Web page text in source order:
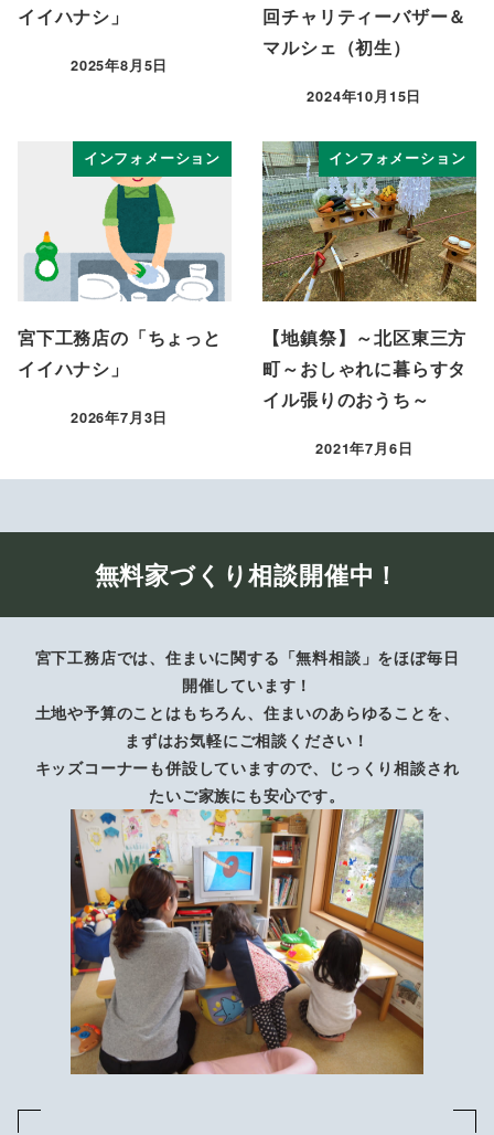
イイハナシ」
投稿日
2025年8月5日
回チャリティーバザー＆
マルシェ（初生）
投稿日
2024年10月15日
インフォメーション
宮下工務店の「ちょっと
イイハナシ」
投稿日
2026年7月3日
インフォメーション
【地鎮祭】～北区東三方
町～おしゃれに暮らすタ
イル張りのおうち～
投稿日
2021年7月6日
無料家づくり相談開催中！
宮下工務店では、住まいに関する「無料相談」をほぼ毎日
開催しています！
土地や予算のことはもちろん、住まいのあらゆることを、
まずはお気軽にご相談ください！
キッズコーナーも併設していますので、じっくり相談され
たいご家族にも安心です。